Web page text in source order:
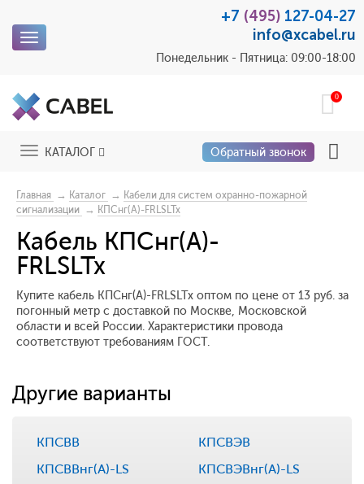
Toggle
+7 (495) 127-04-27
info@xcabel.ru
Понедельник - Пятница: 09:00-18:00
0
ToggleКАТАЛОГ Обратный звонок
Главная → Каталог → Кабели для систем охранно-пожарной
сигнализации → КПСнг(А)-FRLSLTx
Кабель КПСнг(А)-
FRLSLTx
Купите кабель КПСнг(А)-FRLSLTx оптом по цене от 13 руб. за
погонный метр с доставкой по Москве, Московской
области и всей России. Характеристики провода
соответствуют требованиям ГОСТ.
Другие варианты
КПСВВ
КПСВЭВ
КПСВВнг(А)-LS
КПСВЭВнг(А)-LS